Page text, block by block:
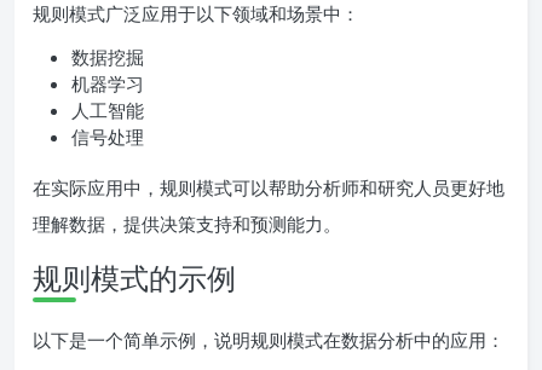
规则模式广泛应用于以下领域和场景中：
数据挖掘
机器学习
人工智能
信号处理
在实际应用中，规则模式可以帮助分析师和研究人员更好地
理解数据，提供决策支持和预测能力。
规则模式的示例
以下是一个简单示例，说明规则模式在数据分析中的应用：